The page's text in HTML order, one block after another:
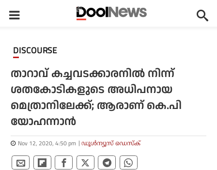
DISCOURSE
താറാവ് കച്ചവടക്കാരനില്‍ നിന്ന്
ശതകോടികളുടെ അധിപനായ
മെത്രാനിലേക്ക്; ആരാണ് കെ.പി
യോഹന്നാന്‍
Nov 12, 2020, 4:50 pm ഡൂള്‍ന്യൂസ് ഡെസ്‌ക്